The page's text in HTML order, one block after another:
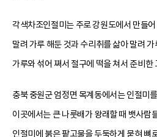
각색차조인절미는 주로 강원도에서 만들
말려 가루 해둔 것과 수리취를 삶아 말려
가루와 섞어 쪄서 절구에 떡을 쳐서 준비한
충북 중원군 엄정면 목계동에서는 인절미
이곳에서는 큰 나룻배가 왕래할 때 뱃사람
인절미에 붉은 팥고물을 두둑하게 묻혀 뼈